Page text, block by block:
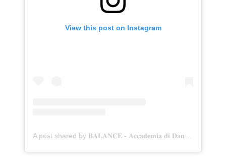
View this post on Instagram
A post shared by 𝐁𝐀𝐋𝐀𝐍𝐂𝐄 - 𝐀𝐜𝐜𝐚𝐝𝐞𝐦𝐢𝐚 𝐝𝐢 𝐃𝐚𝐧𝐳𝐚 (@balance_accademiadidanzatrani)